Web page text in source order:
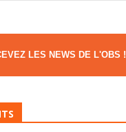
LES NEWS DE L'OBS !